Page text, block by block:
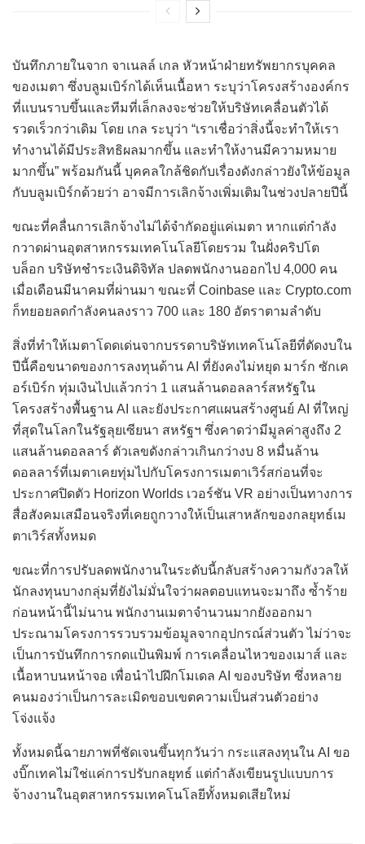
บันทึกภายในจาก จาเนลล์ เกล หัวหน้าฝ่ายทรัพยากรบุคคล
ของเมตา ซึ่งบลูมเบิร์กได้เห็นเนื้อหา ระบุว่าโครงสร้างองค์กร
ที่แบนราบขึ้นและทีมที่เล็กลงจะช่วยให้บริษัทเคลื่อนตัวได้
รวดเร็วกว่าเดิม โดย เกล ระบุว่า “เราเชื่อว่าสิ่งนี้จะทำให้เรา
ทำงานได้มีประสิทธิผลมากขึ้น และทำให้งานมีความหมาย
มากขึ้น” พร้อมกันนี้ บุคคลใกล้ชิดกับเรื่องดังกล่าวยังให้ข้อมูล
กับบลูมเบิร์กด้วยว่า อาจมีการเลิกจ้างเพิ่มเติมในช่วงปลายปีนี้
ขณะที่คลื่นการเลิกจ้างไม่ได้จำกัดอยู่แค่เมตา หากแต่กำลัง
กวาดผ่านอุตสาหกรรมเทคโนโลยีโดยรวม ในฝั่งคริปโต
บล็อก บริษัทชำระเงินดิจิทัล ปลดพนักงานออกไป 4,000 คน
เมื่อเดือนมีนาคมที่ผ่านมา ขณะที่ Coinbase และ Crypto.com
ก็ทยอยลดกำลังคนลงราว 700 และ 180 อัตราตามลำดับ
สิ่งที่ทำให้เมตาโดดเด่นจากบรรดาบริษัทเทคโนโลยีที่ตัดงบใน
ปีนี้คือขนาดของการลงทุนด้าน AI ที่ยังคงไม่หยุด มาร์ก ซักเค
อร์เบิร์ก ทุ่มเงินไปแล้วกว่า 1 แสนล้านดอลลาร์สหรัฐใน
โครงสร้างพื้นฐาน AI และยังประกาศแผนสร้างศูนย์ AI ที่ใหญ่
ที่สุดในโลกในรัฐลุยเซียนา สหรัฐฯ ซึ่งคาดว่ามีมูลค่าสูงถึง 2
แสนล้านดอลลาร์ ตัวเลขดังกล่าวเกินกว่างบ 8 หมื่นล้าน
ดอลลาร์ที่เมตาเคยทุ่มไปกับโครงการเมตาเวิร์สก่อนที่จะ
ประกาศปิดตัว Horizon Worlds เวอร์ชัน VR อย่างเป็นทางการ
สื่อสังคมเสมือนจริงที่เคยถูกวางให้เป็นเสาหลักของกลยุทธ์เม
ตาเวิร์สทั้งหมด
ขณะที่การปรับลดพนักงานในระดับนี้กลับสร้างความกังวลให้
นักลงทุนบางกลุ่มที่ยังไม่มั่นใจว่าผลตอบแทนจะมาถึง ซ้ำร้าย
ก่อนหน้านี้ไม่นาน พนักงานเมตาจำนวนมากยังออกมา
ประณามโครงการรวบรวมข้อมูลจากอุปกรณ์ส่วนตัว ไม่ว่าจะ
เป็นการบันทึกการกดแป้นพิมพ์ การเคลื่อนไหวของเมาส์ และ
เนื้อหาบนหน้าจอ เพื่อนำไปฝึกโมเดล AI ของบริษัท ซึ่งหลาย
คนมองว่าเป็นการละเมิดขอบเขตความเป็นส่วนตัวอย่าง
โจ่งแจ้ง
ทั้งหมดนี้ฉายภาพที่ชัดเจนขึ้นทุกวันว่า กระแสลงทุนใน AI ขอ
งบิ๊กเทคไม่ใช่แค่การปรับกลยุทธ์ แต่กำลังเขียนรูปแบบการ
จ้างงานในอุตสาหกรรมเทคโนโลยีทั้งหมดเสียใหม่